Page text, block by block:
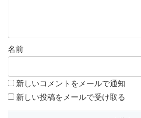
名前
新しいコメントをメールで通知
新しい投稿をメールで受け取る